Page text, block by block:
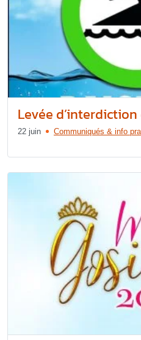
Levée
22 juin Communiqués & info